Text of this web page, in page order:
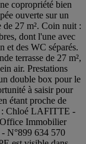
copropriété bien
ouverte sur un
de 27 m². Coin nuit :
dont l'une avec
et des WC séparés.
terrasse de 27 m²,
air. Prestations
double box pour le
à saisir pour
étant proche de
: Chloé LAFITTE -
Immobilier
N°899 634 570